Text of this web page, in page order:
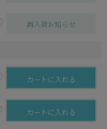
再入荷お知らせ
カートに入れる
カートに入れる